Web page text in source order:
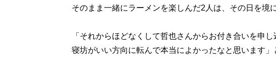
そのまま一緒にラーメンを楽しんだ2人は、その日を
「それからほどなくして哲也さんからお付き合いを申
寝坊がいい方向に転んで本当によかったなと思います」